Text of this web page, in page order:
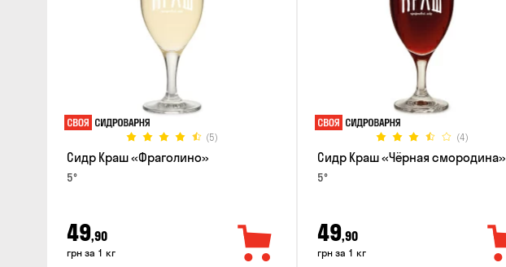
(5)
Сидр Краш «Фраголино»
5°
49,90
грн за 1 кг
(4)
Сидр Краш «Чёрная смородина»
5°
49,90
грн за 1 кг